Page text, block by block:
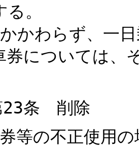
。
かわらず、一日
券については、
23条 削除
券等の不正使用